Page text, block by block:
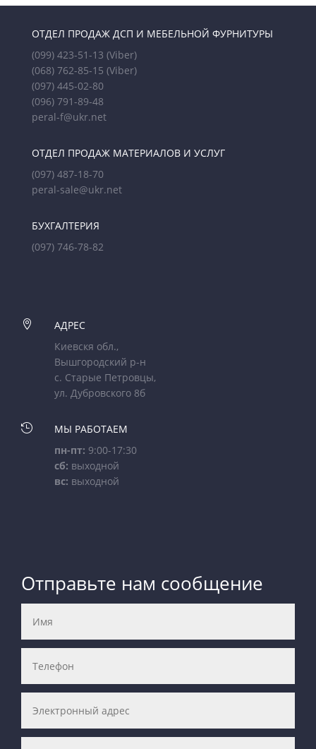
ОТДЕЛ ПРОДАЖ ДСП И МЕБЕЛЬНОЙ ФУРНИТУРЫ
(099) 423-51-13 (Viber)
(068) 762-85-15 (Viber)
(097) 445-02-80
(096) 791-89-48
peral-f@ukr.net
ОТДЕЛ ПРОДАЖ МАТЕРИАЛОВ И УСЛУГ
(097) 487-18-70
peral-sale@ukr.net
БУХГАЛТЕРИЯ
(097) 746-78-82

АДРЕС
Киевскя обл.,
Вышгородский р-н
с. Старые Петровцы,
ул. Дубровского 8б

МЫ РАБОТАЕМ
пн-пт: 9:00-17:30
сб: выходной
вс: выходной
Отправьте нам сообщение